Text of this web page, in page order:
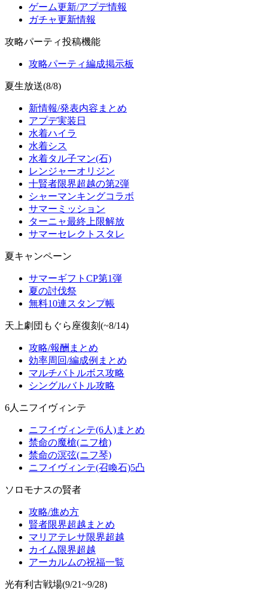
ゲーム更新/アプデ情報
ガチャ更新情報
攻略パーティ投稿機能
攻略パーティ編成掲示板
夏生放送(8/8)
新情報/発表内容まとめ
アプデ実装日
水着ハイラ
水着シス
水着タル子マン(石)
レンジャーオリジン
十賢者限界超越の第2弾
シャーマンキングコラボ
サマーミッション
ターニャ最終上限解放
サマーセレクトスタレ
夏キャンペーン
サマーギフトCP第1弾
夏の討伐祭
無料10連スタンプ帳
天上劇団もぐら座復刻(~8/14)
攻略/報酬まとめ
効率周回/編成例まとめ
マルチバトルボス攻略
シングルバトル攻略
6人ニフイヴィンテ
ニフイヴィンテ(6人)まとめ
禁命の魔槍(ニフ槍)
禁命の溟弦(ニフ琴)
ニフイヴィンテ(召喚石)5凸
ソロモナスの賢者
攻略/進め方
賢者限界超越まとめ
マリアテレサ限界超越
カイム限界超越
アーカルムの祝福一覧
光有利古戦場(9/21~9/28)